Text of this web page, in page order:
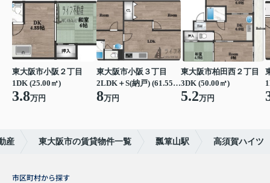
東大阪市小阪２丁目
1DK (25.00㎡)
3.8万円
東大阪市小阪３丁目
2LDK＋S(納戸) (61.55㎡)
8万円
東大阪市柏田西２丁目
3DK (50.00㎡)
5.2万円
産 東大阪市の賃貸物件一覧 瓢箪山駅 高須賀ハイツ
市区町村から探す